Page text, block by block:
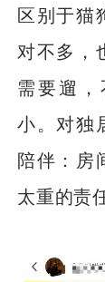
区别于猫
对不多，
需要遛
小。对独
陪伴：房
太重的责